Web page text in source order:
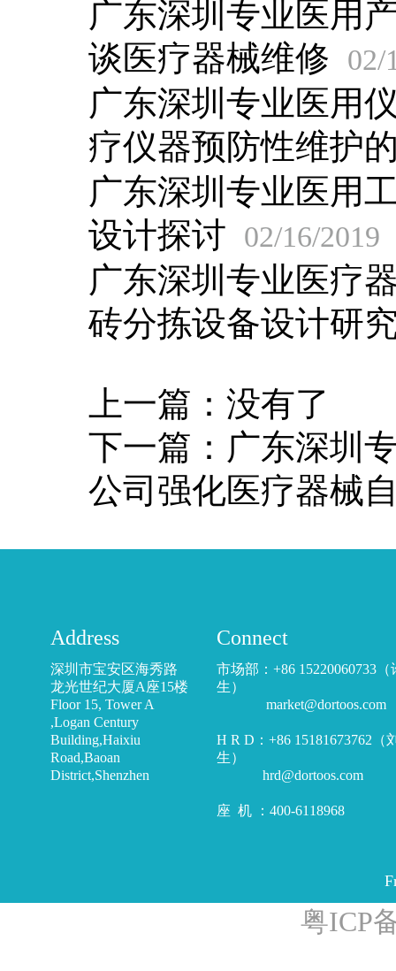
广东深圳专业医用
谈医疗器械维修
02/
广东深圳专业医用
疗仪器预防性维护
广东深圳专业医用
设计探讨 02/16/2019
广东深圳专业医疗
砖分拣设备设计研
上一篇：没有了
下一篇： 广东深圳
公司强化医疗器械
Address
深圳市宝安区海秀路
龙光世纪大厦A座15楼
Floor 15, Tower A
,Logan Century
Building,Haixiu
Road,Baoan
District,Shenzhen
Connect
市场部：+86 15220060733（
生）
market@dortoos.com
H R D：+86 15181673762（
生）
hrd@dortoos.com
座 机 ：400-6118968
粤ICP